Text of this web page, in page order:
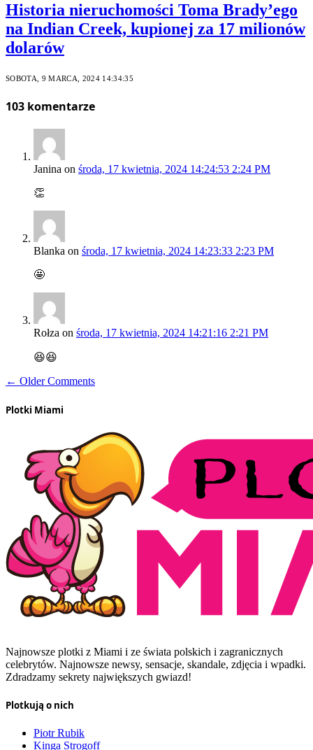
Historia nieruchomości Toma Brady’ego
na Indian Creek, kupionej za 17 milionów
dolarów
SOBOTA, 9 MARCA, 2024 14:34:35
103 komentarze
Janina on środa, 17 kwietnia, 2024 14:24:53 2:24 PM
👏
Blanka on środa, 17 kwietnia, 2024 14:23:33 2:23 PM
🤩
Rołza on środa, 17 kwietnia, 2024 14:21:16 2:21 PM
😆😆
← Older Comments
Plotki Miami
Najnowsze plotki z Miami i ze świata polskich i zagranicznych
celebrytów. Najnowsze newsy, sensacje, skandale, zdjęcia i wpadki.
Zdradzamy sekrety największych gwiazd!
Plotkują o nich
Piotr Rubik
Kinga Strogoff